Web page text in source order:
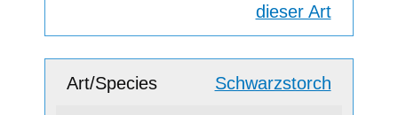
dieser Art
Schwarzstorch